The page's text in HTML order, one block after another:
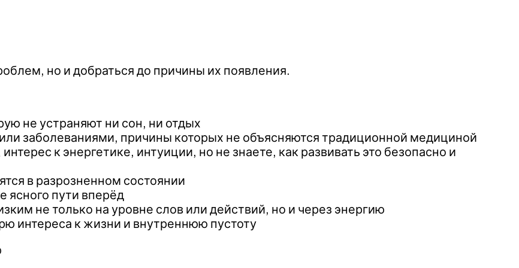
но и добраться до причины их появления.
не устраняют ни сон, ни отдых
заболеваниями, причины которых не объясняются традиционной медициной
к энергетике, интуиции, но не знаете, как развивать это безопасно и
в разрозненном состоянии
ясного пути вперёд
не только на уровне слов или действий, но и через энергию
интереса к жизни и внутреннюю пустоту